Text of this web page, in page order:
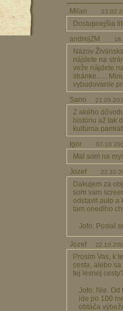
Milan
Dostupnejšia
andrejZM
Názov
nájdete na
veže nájdete
stránke......
vybudovanie
Sano
Z akého
históriu až tak
kultúrna
Igor
Mal som na
Jozef
Dakujem za
som vam
odstavit auto a
tam onedlho
Jofo: Poslal
Jozef
Prosim Vas, k
cesta, alebo
tej lesnej
Jofo: Nie. Od
ide po 100
obtáča